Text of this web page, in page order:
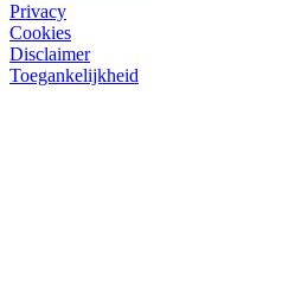
Privacy
Cookies
Disclaimer
Toegankelijkheid